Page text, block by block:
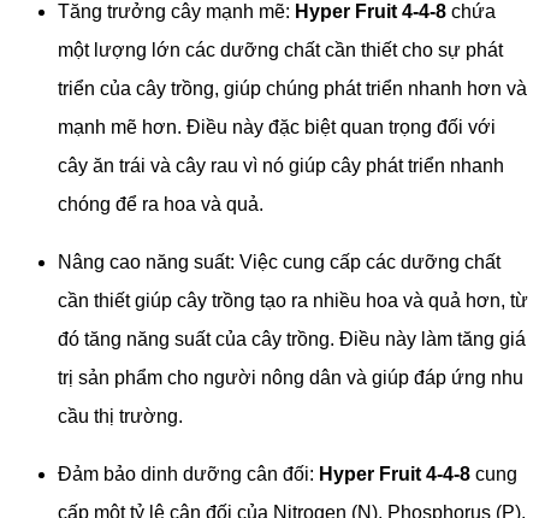
Tăng trưởng cây mạnh mẽ: Hyper Fruit 4-4-8 chứa
một lượng lớn các dưỡng chất cần thiết cho sự phát
triển của cây trồng, giúp chúng phát triển nhanh hơn và
mạnh mẽ hơn. Điều này đặc biệt quan trọng đối với
cây ăn trái và cây rau vì nó giúp cây phát triển nhanh
chóng để ra hoa và quả.
Nâng cao năng suất: Việc cung cấp các dưỡng chất
cần thiết giúp cây trồng tạo ra nhiều hoa và quả hơn, từ
đó tăng năng suất của cây trồng. Điều này làm tăng giá
trị sản phẩm cho người nông dân và giúp đáp ứng nhu
cầu thị trường.
Đảm bảo dinh dưỡng cân đối: Hyper Fruit 4-4-8 cung
cấp một tỷ lệ cân đối của Nitrogen (N), Phosphorus (P),